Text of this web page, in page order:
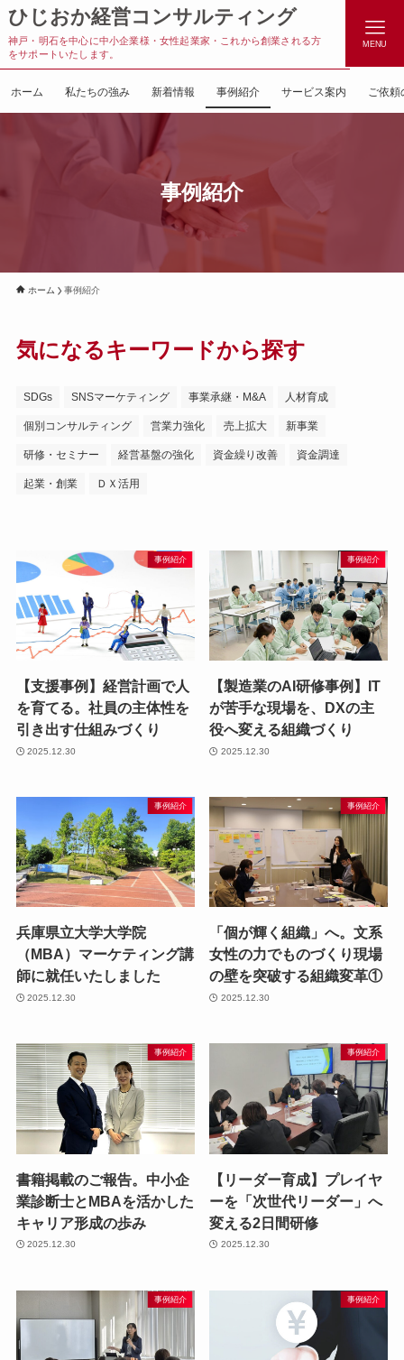
ひじおか経営コンサルティング
神戸・明石を中心に中小企業様・女性起業家・これから創業される方
をサポートいたします。
MENU
ホーム 私たちの強み 新着情報 事例紹介 サービス案内 ご依頼
事例紹介
ホーム 事例紹介
気になるキーワードから探す
SDGs SNSマーケティング 事業承継・M&A 人材育成
個別コンサルティング 営業力強化 売上拡大 新事業
研修・セミナー 経営基盤の強化 資金繰り改善 資金調達
起業・創業 ＤＸ活用
事例紹介
【支援事例】経営計画で人
を育てる。社員の主体性を
引き出す仕組みづくり
2025.12.30
事例紹介
【製造業のAI研修事例】IT
が苦手な現場を、DXの主
役へ変える組織づくり
2025.12.30
事例紹介
兵庫県立大学大学院
（MBA）マーケティング講
師に就任いたしました
2025.12.30
事例紹介
「個が輝く組織」へ。文系
女性の力でものづくり現場
の壁を突破する組織変革①
2025.12.30
事例紹介
書籍掲載のご報告。中小企
業診断士とMBAを活かした
キャリア形成の歩み
2025.12.30
事例紹介
【リーダー育成】プレイヤ
ーを「次世代リーダー」へ
変える2日間研修
2025.12.30
事例紹介 事例紹介